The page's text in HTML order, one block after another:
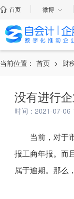
首页 微博
当前位置： 首页 > 财
没有进行
时间：2021-07-06
当前，对于
报工商年报。而
属于逾期。那么